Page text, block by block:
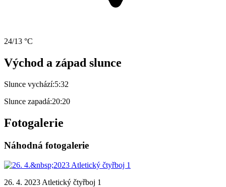
24/13 °C
Východ a západ slunce
Slunce vychází:5:32
Slunce zapadá:20:20
Fotogalerie
Náhodná fotogalerie
26. 4. 2023 Atletický čtyřboj 1